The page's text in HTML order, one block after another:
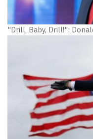
"Drill, Baby, Drill!":